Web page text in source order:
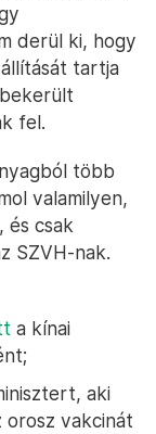
derül ki, hogy
tartja
fel.
több
valamilyen,
csak
SZVH-nak.
a kínai
aki
orosz vakcinát